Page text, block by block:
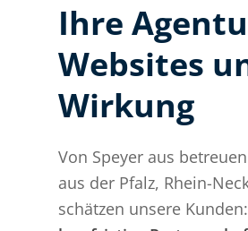
Ihre
Websites
Wirkung
Von Speyer aus
aus der Pfalz, Rhein-
schätzen unsere Kunden: